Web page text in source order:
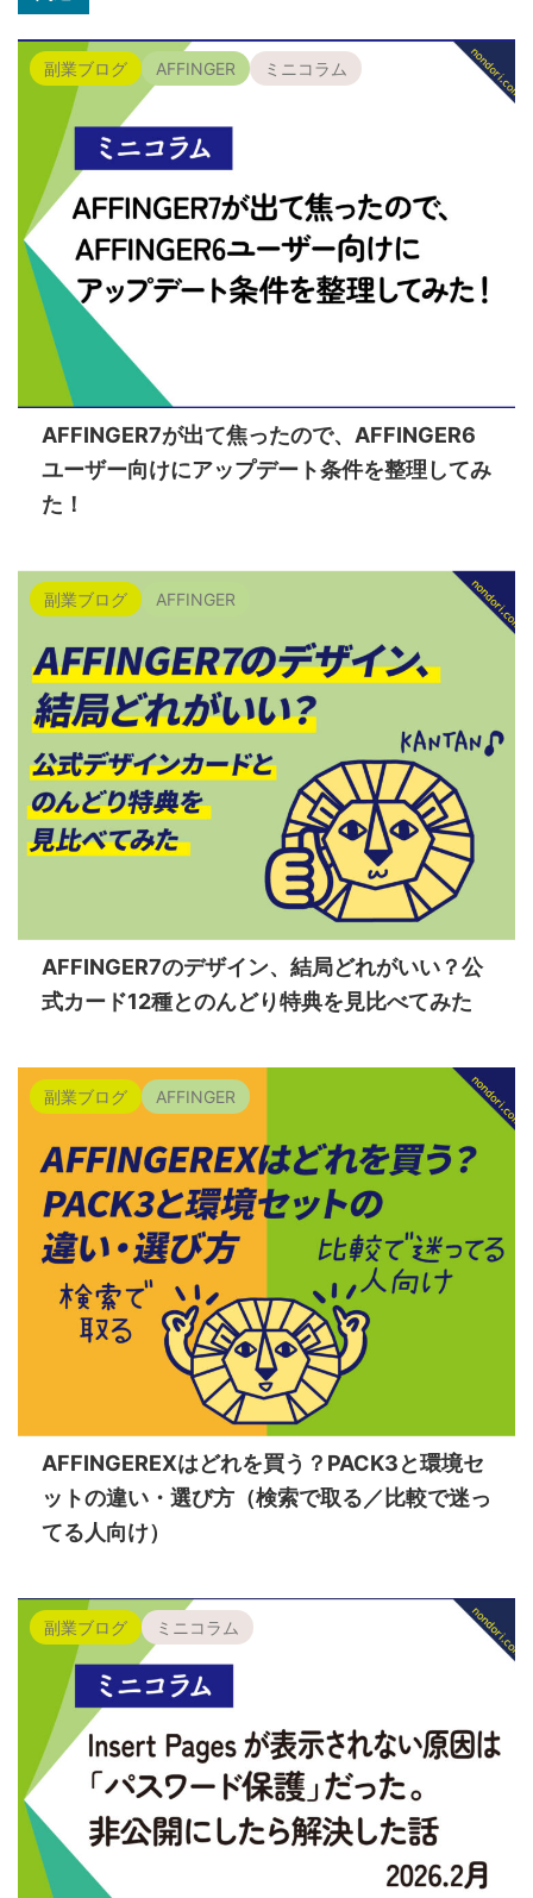
副業ブログ AFFINGER ミニコラム
AFFINGER7が出て焦ったので、AFFINGER6
ユーザー向けにアップデート条件を整理してみ
た！
副業ブログ AFFINGER
AFFINGER7のデザイン、結局どれがいい？公
式カード12種とのんどり特典を見比べてみた
副業ブログ AFFINGER
AFFINGEREXはどれを買う？PACK3と環境セ
ットの違い・選び方（検索で取る／比較で迷っ
てる人向け）
副業ブログ ミニコラム